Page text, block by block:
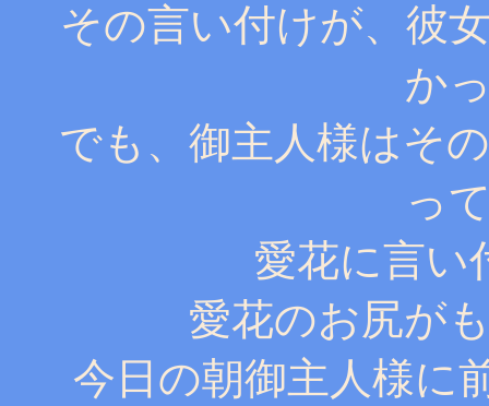
その言い付けが、彼
か
でも、御主人様はそ
っ
愛花に言い
愛花のお尻が
今日の朝御主人様に